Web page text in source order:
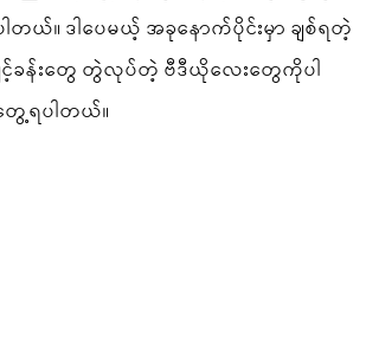
ါတယ်။ ဒါပေမယ့် အခုနောက်ပိုင်းမှာ ချစ်ရတဲ့
င့်ခန်းတွေ တွဲလုပ်တဲ့ ဗီဒီယိုလေးတွေကိုပါ
ေ့ရပါတယ်။